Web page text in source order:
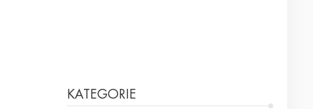
KATEGORIE